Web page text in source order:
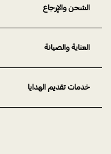
الشحن والإرجاع
العناية والصيانة
خدمات تقديم الهدايا